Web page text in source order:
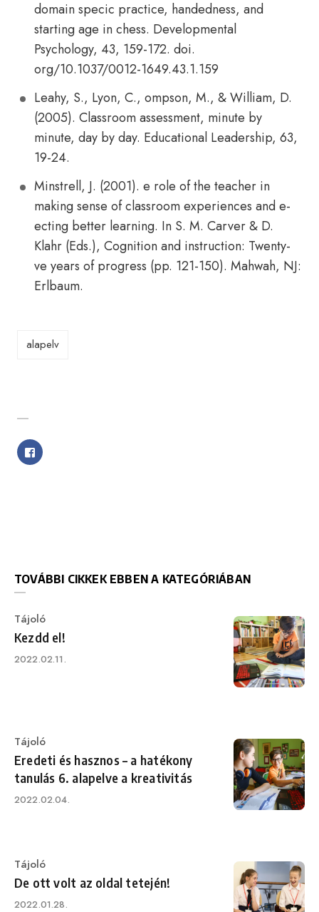
domain specic practice, handedness, and
starting age in chess. Developmental
Psychology, 43, 159-172. doi.
org/10.1037/0012-1649.43.1.159
Leahy, S., Lyon, C., ompson, M., & William, D.
(2005). Classroom assessment, minute by
minute, day by day. Educational Leadership, 63,
19-24.
Minstrell, J. (2001). e role of the teacher in
making sense of classroom experiences and e­
ecting better learning. In S. M. Carver & D.
Klahr (Eds.), Cognition and instruction: Twenty-
ve years of progress (pp. 121-150). Mahwah, NJ:
Erlbaum.
alapelv
TOVÁBBI CIKKEK EBBEN A KATEGÓRIÁBAN
Category
Tájoló
Kezdd el!
Published
2022.02.11.
Category
Tájoló
Eredeti és hasznos – a hatékony
tanulás 6. alapelve a kreativitás
Published
2022.02.04.
Category
Tájoló
De ott volt az oldal tetején!
Published
2022.01.28.